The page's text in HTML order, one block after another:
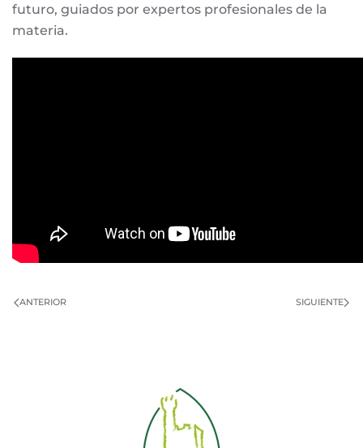
futuro, guiados por expertos profesionales de la
materia.
ANTERIOR SIGUIENTE